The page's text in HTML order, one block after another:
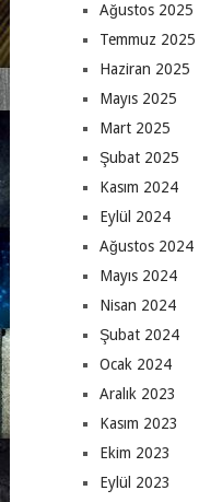
Ağustos 2025
Temmuz 2025
Haziran 2025
Mayıs 2025
Mart 2025
Şubat 2025
Kasım 2024
Eylül 2024
Ağustos 2024
Mayıs 2024
Nisan 2024
Şubat 2024
Ocak 2024
Aralık 2023
Kasım 2023
Ekim 2023
Eylül 2023